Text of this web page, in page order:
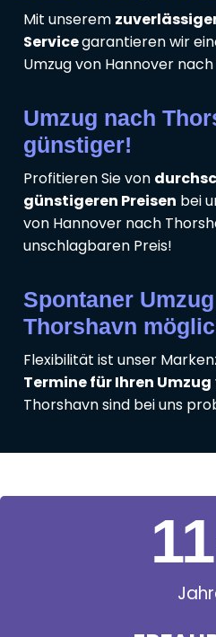
Mit unserem
Servicegarantieren wir
Umzug von Hannover
Umzug nach
günstiger!
Profitieren Sie von
günstigeren Preisen bei
von Hannover nach
unschlagbaren Preis!
Spontaner
Thorshavn
Flexibilität ist unser
Termine für Ihren Umzug
Thorshavn sind bei uns
11